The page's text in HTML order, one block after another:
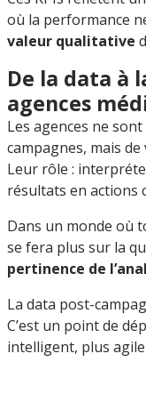
où la performance
valeur qualitative
De la data à
agences
Les agences ne
campagnes, mais
Leur rôle :
résultats en actions
Dans un monde où
se fera plus sur la
pertinence de
La data post-
C’est un point de
intelligent, plus